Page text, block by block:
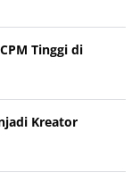
Tinggi di
Kreator